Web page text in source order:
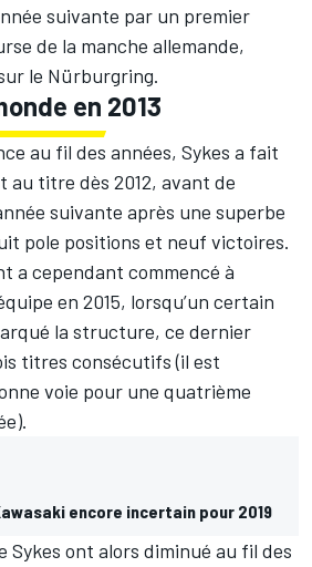
suivante par un premier
de la manche allemande,
le Nürburgring.
en 2013
au fil des années, Sykes a fait
titre dès 2012, avant de
suivante après une superbe
pole positions et neuf victoires.
a cependant commencé à
en 2015, lorsqu’un certain
la structure, ce dernier
titres consécutifs (il est
voie pour une quatrième
encore incertain pour 2019
Sykes ont alors diminué au fil des